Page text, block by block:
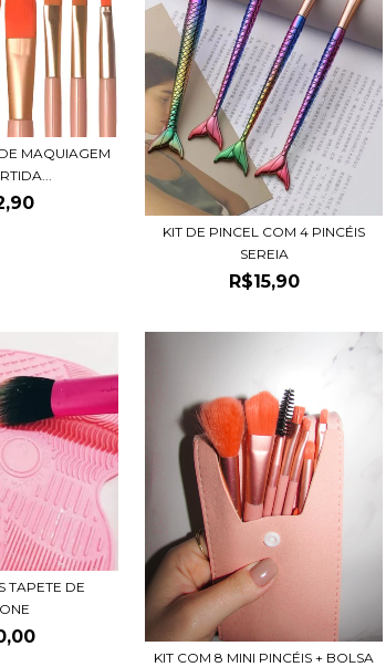
MAQUIAGEM
KIT DE PINCEL COM 4 PINCÉIS
SEREIA
R$15,90
TAPETE DE
KIT COM 8 MINI PINCÉIS + BOLSA